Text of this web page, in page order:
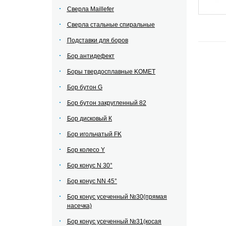
Сверла Maillefer
Сверла стальные спиральные
Подставки для боров
Бор антидефект
Боры твердосплавные KOMET
Бор бутон G
Бор бутон закругленный 82
Бор дисковый К
Бор игольчатый FK
Бор колесо Y
Бор конус N 30°
Бор конус NN 45°
Бор конус усеченный №30(прямая
насечка)
Бор конус усеченный №31(косая